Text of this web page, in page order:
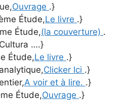
Ouvrage .}
Étude,Le livre .}
Étude,(la couverture) .
….}
Étude,Le livre .}
Clicker Ici .}
A voir et à lire. .}
Étude,Ouvrage .}